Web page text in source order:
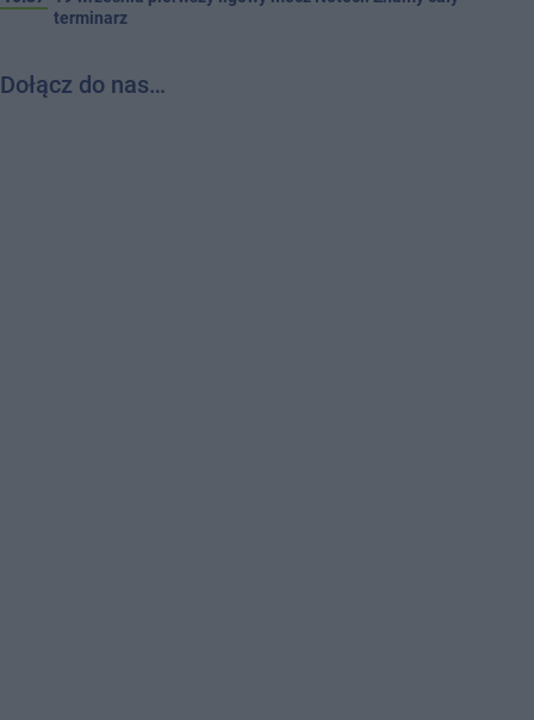
terminarz
Dołącz do nas…